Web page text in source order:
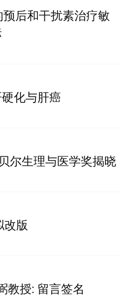
后和干扰素治疗敏
化与肝癌
尔生理与医学奖揭晓
改版
教授: 留言签名